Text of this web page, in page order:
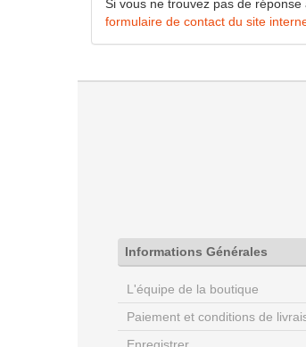
Si vous ne trouvez pas de
formulaire de contact du site
Informations Générales
L'équipe de la boutique
Paiement et conditions de